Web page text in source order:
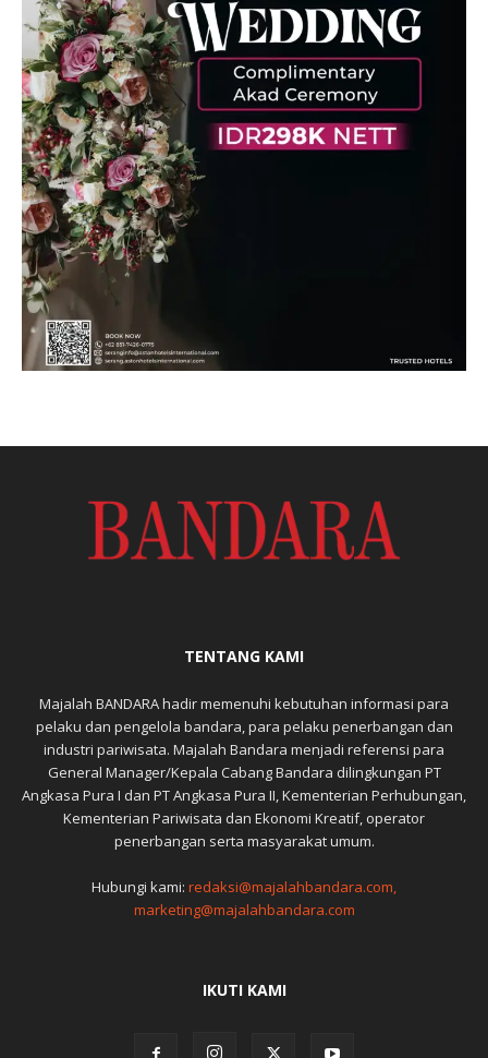
TENTANG KAMI
Majalah BANDARA hadir memenuhi kebutuhan informasi para
pelaku dan pengelola bandara, para pelaku penerbangan dan
industri pariwisata. Majalah Bandara menjadi referensi para
General Manager/Kepala Cabang Bandara dilingkungan PT
Angkasa Pura I dan PT Angkasa Pura II, Kementerian Perhubungan,
Kementerian Pariwisata dan Ekonomi Kreatif, operator
penerbangan serta masyarakat umum.
Hubungi kami: redaksi@majalahbandara.com,
marketing@majalahbandara.com
IKUTI KAMI